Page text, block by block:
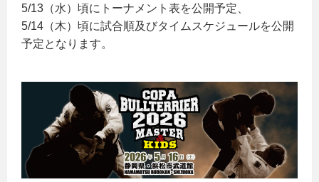
5/13（水）頃にトーナメント表を公開予定、
5/14（木）頃に試合順及びタイムスケジュールを公開
予定となります。